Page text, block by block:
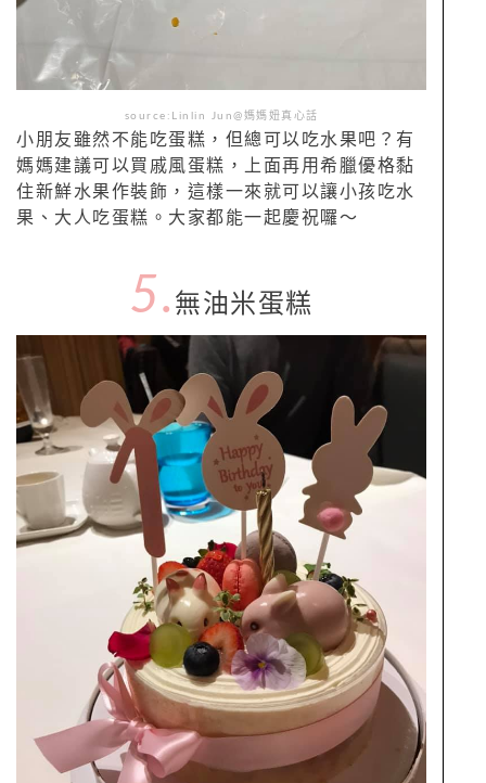
source:Linlin Jun@媽媽妞真心話
小朋友雖然不能吃蛋糕，但總可以吃水果吧？有
媽媽建議可以買戚風蛋糕，上面再用希臘優格黏
住新鮮水果作裝飾，這樣一來就可以讓小孩吃水
果、大人吃蛋糕。大家都能一起慶祝囉～
5. 無油米蛋糕